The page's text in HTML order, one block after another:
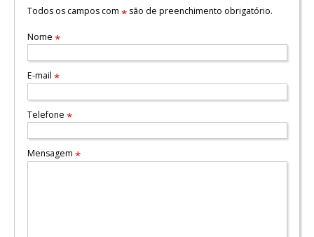
Todos os campos com *são de preenchimento obrigatório.
Nome *
E-mail *
Telefone *
Mensagem *